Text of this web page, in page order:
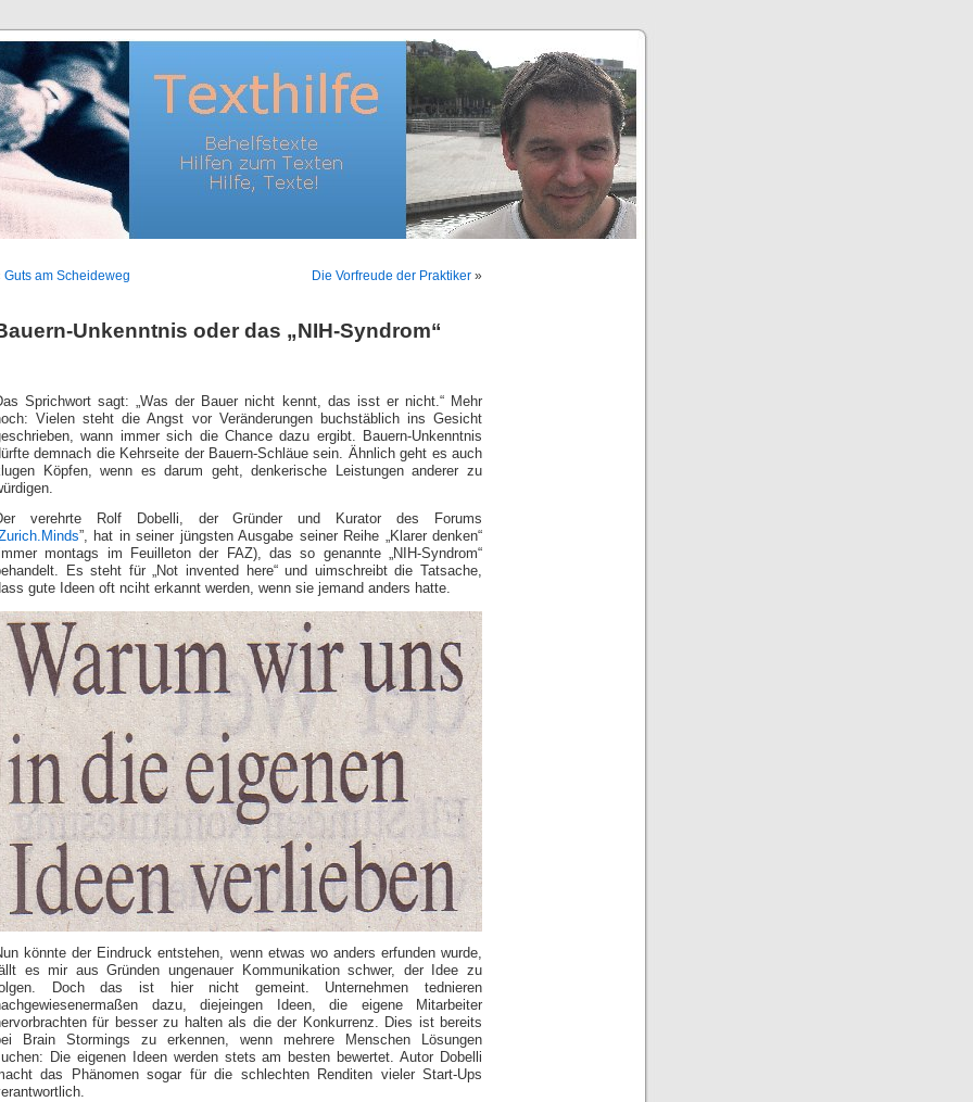
Guts am Scheideweg Die Vorfreude der Praktiker »
Unkenntnis oder das „NIH-Syndrom“
Sprichwort sagt: „Was der Bauer nicht kennt, das isst er nicht.“ Mehr
Vielen steht die Angst vor Veränderungen buchstäblich ins Gesicht
wann immer sich die Chance dazu ergibt. Bauern-Unkenntnis
demnach die Kehrseite der Bauern-Schläue sein. Ähnlich geht es auch
Köpfen, wenn es darum geht, denkerische Leistungen anderer zu
verehrte Rolf Dobelli, der Gründer und Kurator des Forums
”, hat in seiner jüngsten Ausgabe seiner Reihe „Klarer denken“
montags im Feuilleton der FAZ), das so genannte „NIH-Syndrom“
Es steht für „Not invented here“ und uimschreibt die Tatsache,
gute Ideen oft nciht erkannt werden, wenn sie jemand anders hatte.
könnte der Eindruck entstehen, wenn etwas wo anders erfunden wurde,
es mir aus Gründen ungenauer Kommunikation schwer, der Idee zu
Doch das ist hier nicht gemeint. Unternehmen tednieren
dazu, diejeingen Ideen, die eigene Mitarbeiter
für besser zu halten als die der Konkurrenz. Dies ist bereits
Brain Stormings zu erkennen, wenn mehrere Menschen Lösungen
Die eigenen Ideen werden stets am besten bewertet. Autor Dobelli
das Phänomen sogar für die schlechten Renditen vieler Start-Ups